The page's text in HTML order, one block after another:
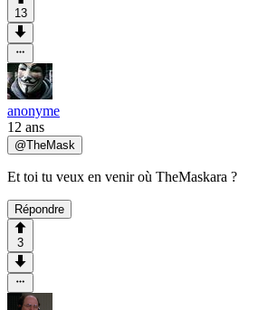
13
anonyme
12 ans
@TheMask
Et toi tu veux en venir où TheMaskara ?
Répondre
3